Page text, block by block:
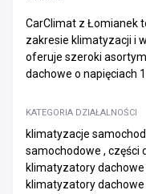
CarClimat z Łomianek
zakresie klimatyzacji i
oferuje szeroki
dachowe o napięciach
KATEGORIA DZIAŁALNOŚCI
klimatyzacje
samochodowe , części
klimatyzatory
klimatyzatory